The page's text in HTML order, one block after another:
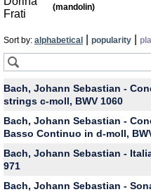
(mandolin)
Sort by: alphabetical popularity
Bach, Johann Sebastian -
strings с-moll, BWV 1060
Bach, Johann Sebastian -
Basso Continuo in d-moll,
Bach, Johann Sebastian -
971
Bach, Johann Sebastian -